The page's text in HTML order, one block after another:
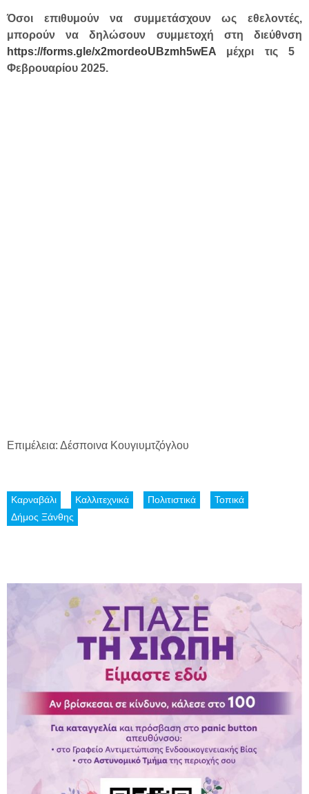
Όσοι επιθυμούν να συμμετάσχουν ως εθελοντές,
μπορούν να δηλώσουν συμμετοχή στη διεύθνση
https://forms.gle/x2mordeoUBzmh5wEA
μέχρι τις 5
Φεβρουαρίου 2025.
Επιμέλεια: Δέσποινα Κουγιυμτζόγλου
Καρναβάλι Καλλιτεχνικά Πολιτιστικά
Τοπικά
Δήμος Ξάνθης